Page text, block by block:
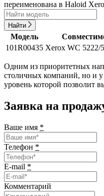
переименована в Haloid
Найти
Модель
101R00435 Xerox WC 5222/
Одним из приоритетных
столичных компаний, но и
уровень которой позволит
Заявка на
Ваше имя *
Телефон *
E-mail *
Комментарий